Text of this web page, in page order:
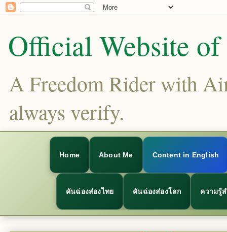
Official Website
A Freedom Rider with
always verify.
Home About Me Content in English
คันฉ่องส่องไทย คันฉ่องส่องโลก ความรู้